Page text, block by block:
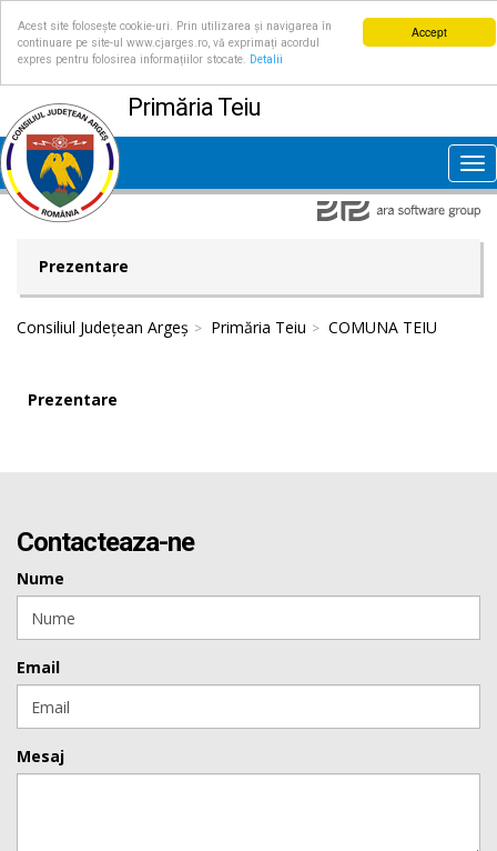
Accept
Acest site folosește cookie-uri. Prin utilizarea și navigarea în
continuare pe site-ul www.cjarges.ro, vă exprimați acordul
expres pentru folosirea informațiilor stocate.
Detalii
Primăria Teiu
Prezentare
Consiliul Județean Argeș Primăria Teiu COMUNA TEIU
Prezentare
Contacteaza-ne
Nume
Email
Mesaj